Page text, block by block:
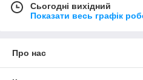
Сьогодні вихідний
Показати весь графік
Про нас